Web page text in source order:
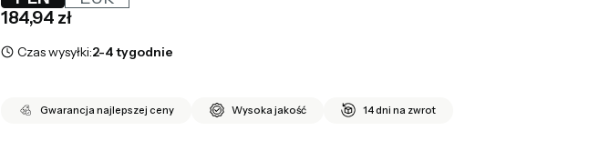
Cena
184,94 zł
Czas wysyłki:2-4 tygodnie
Gwarancja najlepszej ceny Wysoka jakość 14 dni na zwrot